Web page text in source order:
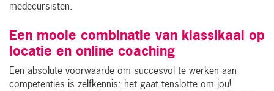
medecursisten.
Een mooie combinatie van klassikaal op
locatie en online coaching
Een absolute voorwaarde om succesvol te werken aan
competenties is zelfkennis: het gaat tenslotte om jou!